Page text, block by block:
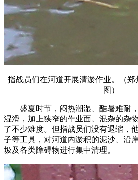
指战员们在河道开展清淤作业。（
图）
盛夏时节，闷热潮湿、酷暑难耐
湿滑，加上狭窄的作业面、混杂的杂
了不少难度。但指战员们没有退缩，
子等工具，对河道内淤积的泥沙、沿
圾及各类障碍物进行集中清理。